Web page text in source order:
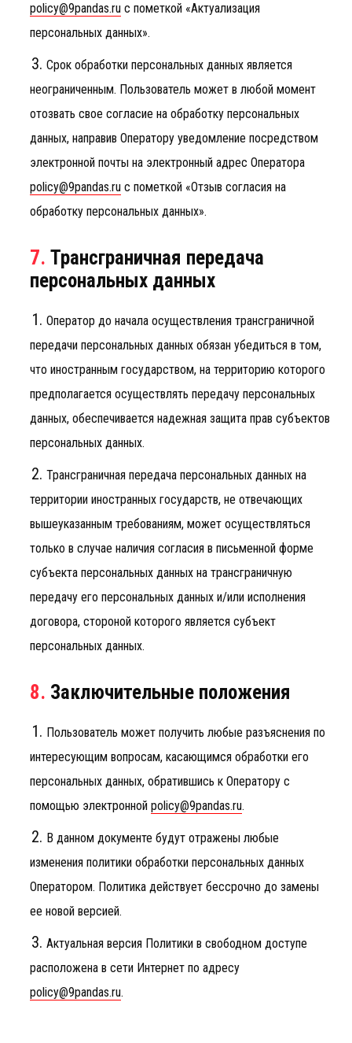
policy@9pandas.ru с пометкой «Актуализация
персональных данных».
Срок обработки персональных данных является
неограниченным. Пользователь может в любой момент
отозвать свое согласие на обработку персональных
данных, направив Оператору уведомление посредством
электронной почты на электронный адрес Оператора
policy@9pandas.ru с пометкой «Отзыв согласия на
обработку персональных данных».
7. Трансграничная передача
персональных данных
Оператор до начала осуществления трансграничной
передачи персональных данных обязан убедиться в том,
что иностранным государством, на территорию которого
предполагается осуществлять передачу персональных
данных, обеспечивается надежная защита прав субъектов
персональных данных.
Трансграничная передача персональных данных на
территории иностранных государств, не отвечающих
вышеуказанным требованиям, может осуществляться
только в случае наличия согласия в письменной форме
субъекта персональных данных на трансграничную
передачу его персональных данных и/или исполнения
договора, стороной которого является субъект
персональных данных.
8. Заключительные положения
Пользователь может получить любые разъяснения по
интересующим вопросам, касающимся обработки его
персональных данных, обратившись к Оператору с
помощью электронной policy@9pandas.ru.
В данном документе будут отражены любые
изменения политики обработки персональных данных
Оператором. Политика действует бессрочно до замены
ее новой версией.
Актуальная версия Политики в свободном доступе
расположена в сети Интернет по адресу
policy@9pandas.ru.